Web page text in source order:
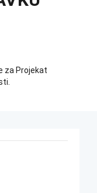
za Projekat